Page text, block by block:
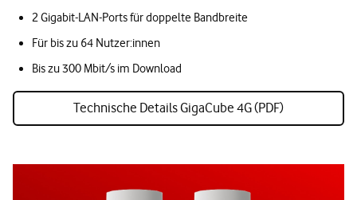
2 Gigabit-LAN-Ports für doppelte Bandbreite
Für bis zu 64 Nutzer:innen
Bis zu 300 Mbit/s im Download
Technische Details GigaCube 4G (PDF)